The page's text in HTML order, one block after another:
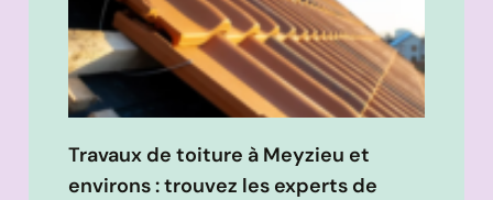
Travaux de toiture à Meyzieu et
environs : trouvez les experts de